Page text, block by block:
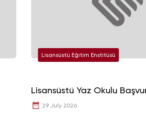
Lisansüstü Eğitim Enstitüsü
Lisansüstü Yaz Okulu
29 July 2026